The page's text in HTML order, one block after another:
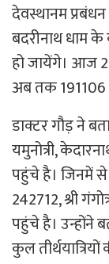
देवस्थानम प्रबंधन
बदरीनाथ धाम
हो जायेंगे। आज
अब तक 191106
डाक्टर गौड़ ने
यमुनोत्री,
पहुंचे है। जिनमें से
242712, श्री
पहुंचे है। उन्होंने
कुल